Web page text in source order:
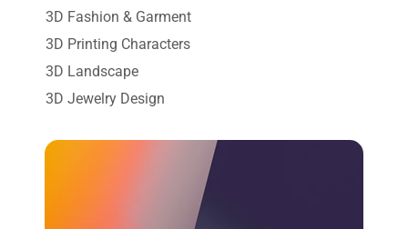
3D Fashion & Garment
3D Printing Characters
3D Landscape
3D Jewelry Design